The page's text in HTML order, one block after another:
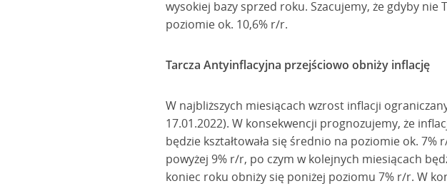
wysokiej bazy sprzed roku. Szacujemy, że gdyby nie
poziomie ok. 10,6% r/r.
Tarcza Antyinflacyjna przejściowo obniży inflację
W najbliższych miesiącach wzrost inflacji
17.01.2022). W konsekwencji prognozujemy, że
będzie kształtowała się średnio na poziomie ok.
powyżej 9% r/r, po czym w kolejnych miesiącach
koniec roku obniży się poniżej poziomu 7% r/r. W